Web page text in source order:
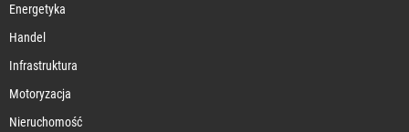
Energetyka
Handel
Infrastruktura
Motoryzacja
Nieruchomość